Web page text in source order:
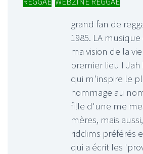
grand fan de
1985. LA
ma vision de la
premier lieu I Jah
qui m'inspire le
hommage au
fille d'une me
mères, mais
riddims préférés
qui a écrit les